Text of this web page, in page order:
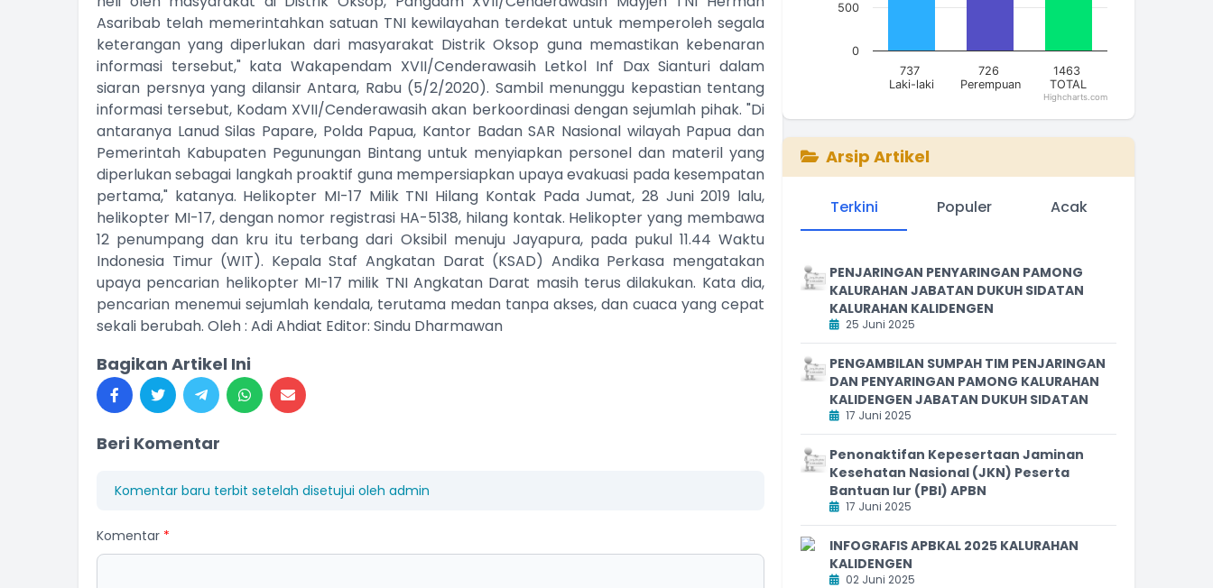
Asaribab telah memerintahkan satuan TNI kewilayahan terdekat untuk memperoleh segala
keterangan yang diperlukan dari masyarakat Distrik Oksop guna memastikan kebenaran
informasi tersebut," kata Wakapendam XVII/Cenderawasih Letkol Inf Dax Sianturi dalam
siaran persnya yang dilansir Antara, Rabu (5/2/2020). Sambil menunggu kepastian tentang
informasi tersebut, Kodam XVII/Cenderawasih akan berkoordinasi dengan sejumlah pihak. "Di
antaranya Lanud Silas Papare, Polda Papua, Kantor Badan SAR Nasional wilayah Papua dan
Pemerintah Kabupaten Pegunungan Bintang untuk menyiapkan personel dan materil yang
diperlukan sebagai langkah proaktif guna mempersiapkan upaya evakuasi pada kesempatan
pertama," katanya. Helikopter MI-17 Milik TNI Hilang Kontak Pada Jumat, 28 Juni 2019 lalu,
helikopter MI-17, dengan nomor registrasi HA-5138, hilang kontak. Helikopter yang membawa
12 penumpang dan kru itu terbang dari Oksibil menuju Jayapura, pada pukul 11.44 Waktu
Indonesia Timur (WIT). Kepala Staf Angkatan Darat (KSAD) Andika Perkasa mengatakan
upaya pencarian helikopter MI-17 milik TNI Angkatan Darat masih terus dilakukan. Kata dia,
pencarian menemui sejumlah kendala, terutama medan tanpa akses, dan cuaca yang cepat
sekali berubah. Oleh : Adi Ahdiat Editor: Sindu Dharmawan
Bagikan Artikel Ini
Beri Komentar
Komentar baru terbit setelah disetujui oleh admin
Komentar *
737
Laki-laki
726
Perempuan
1463
TOTAL
0
500
Highcharts.com
Arsip Artikel
Terkini Populer Acak
PENJARINGAN PENYARINGAN PAMONG
KALURAHAN JABATAN DUKUH SIDATAN
KALURAHAN KALIDENGEN
25 Juni 2025
PENGAMBILAN SUMPAH TIM PENJARINGAN
DAN PENYARINGAN PAMONG KALURAHAN
KALIDENGEN JABATAN DUKUH SIDATAN
17 Juni 2025
Penonaktifan Kepesertaan Jaminan
Kesehatan Nasional (JKN) Peserta
Bantuan Iur (PBI) APBN
17 Juni 2025
INFOGRAFIS APBKAL 2025 KALURAHAN
KALIDENGEN
02 Juni 2025